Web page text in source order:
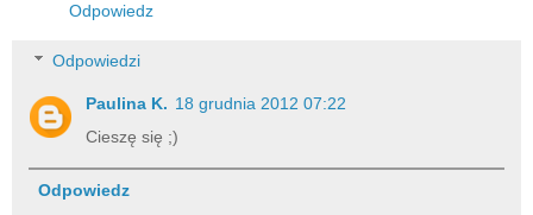
Odpowiedz
Odpowiedzi
Paulina K. 18 grudnia 2012 07:22
Cieszę się ;)
Odpowiedz